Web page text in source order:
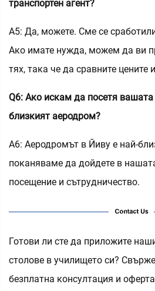
транспортен агент?
A5: Да, можете. Сме се
Ако имате нужда, можем да ви
тях, така че да сравните цените
Q6: Ако искам да посетя
близкият аеродром?
A6: Аеродромът в Йиву е най-
поканяваме да дойдете в
посещение и сътрудничество.
Готови ли сте да приложите
столове в училището си?
безплатна консултация и